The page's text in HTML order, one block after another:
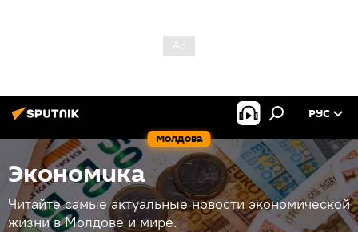
Молдова
РУС
Экономика
Читайте самые актуальные новости экономической
жизни в Молдове и мире.